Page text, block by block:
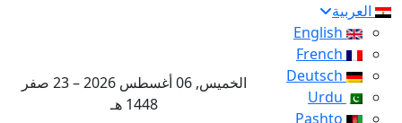
العربية
الخميس, 06 أغسطس 2026 – 23 صفر
1448 هـ